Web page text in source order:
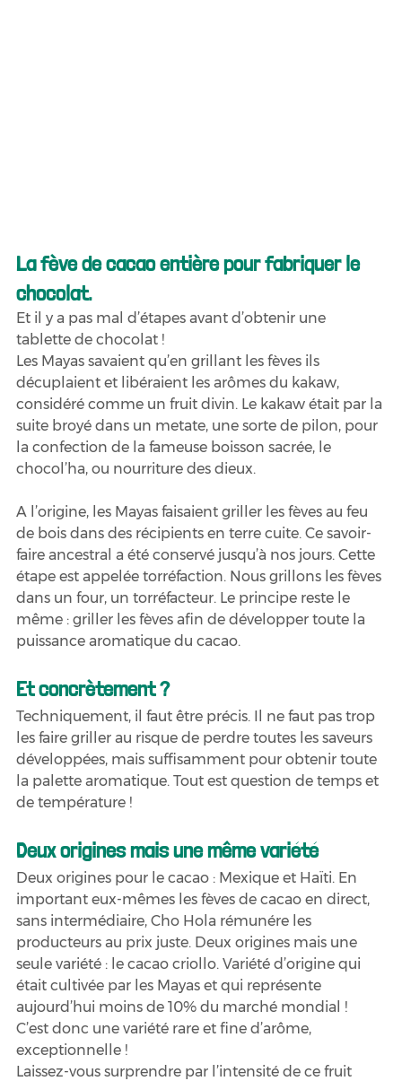
La fève de cacao entière pour fabriquer le
chocolat.
Et il y a pas mal d’étapes avant d’obtenir une
tablette de chocolat !
Les Mayas savaient qu’en grillant les fèves ils
décuplaient et libéraient les arômes du kakaw,
considéré comme un fruit divin. Le kakaw était par la
suite broyé dans un metate, une sorte de pilon, pour
la confection de la fameuse boisson sacrée, le
chocol’ha, ou nourriture des dieux.
A l’origine, les Mayas faisaient griller les fèves au feu
de bois dans des récipients en terre cuite. Ce savoir-
faire ancestral a été conservé jusqu’à nos jours. Cette
étape est appelée torréfaction. Nous grillons les fèves
dans un four, un torréfacteur. Le principe reste le
même : griller les fèves afin de développer toute la
puissance aromatique du cacao.
Et concrètement ?
Techniquement, il faut être précis. Il ne faut pas trop
les faire griller au risque de perdre toutes les saveurs
développées, mais suffisamment pour obtenir toute
la palette aromatique. Tout est question de temps et
de température !
Deux origines mais une même variété
Deux origines pour le cacao : Mexique et Haïti. En
important eux-mêmes les fèves de cacao en direct,
sans intermédiaire, Cho Hola rémunére les
producteurs au prix juste. Deux origines mais une
seule variété : le cacao criollo. Variété d’origine qui
était cultivée par les Mayas et qui représente
aujourd’hui moins de 10% du marché mondial !
C’est donc une variété rare et fine d’arôme,
exceptionnelle !
Laissez-vous surprendre par l’intensité de ce fruit